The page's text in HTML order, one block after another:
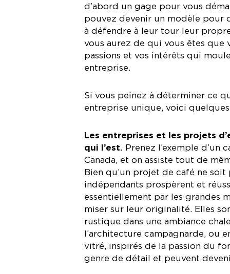
d’abord un gage pour vous
pouvez devenir un modèle pour
à défendre à leur tour leur
vous aurez de qui vous êtes
passions et vos intérêts qui
entreprise.
Si vous peinez à déterminer ce
entreprise unique, voici
Les entreprises et les projets
qui l’est. Prenez l’exemple d’un
Canada, et on assiste tout de
Bien qu’un projet de café ne
indépendants prospèrent et
essentiellement par les grandes
miser sur leur originalité. Elles
rustique dans une ambiance
l’architecture campagnarde, ou
vitré, inspirés de la passion du
genre de détail et peuvent